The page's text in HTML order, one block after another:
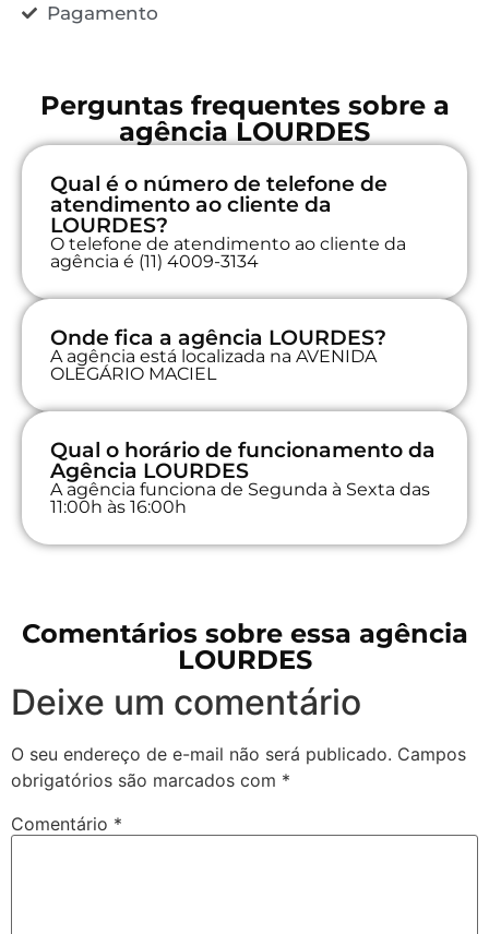
Pagamento
Perguntas frequentes sobre a
agência LOURDES
Qual é o número de telefone de
atendimento ao cliente da
LOURDES?
O telefone de atendimento ao cliente da
agência é (11) 4009-3134
Onde fica a agência LOURDES?
A agência está localizada na AVENIDA
OLEGÁRIO MACIEL
Qual o horário de funcionamento da
Agência LOURDES
A agência funciona de Segunda à Sexta das
11:00h às 16:00h
Comentários sobre essa agência
LOURDES
Deixe um comentário
O seu endereço de e-mail não será publicado. Campos
obrigatórios são marcados com *
Comentário *